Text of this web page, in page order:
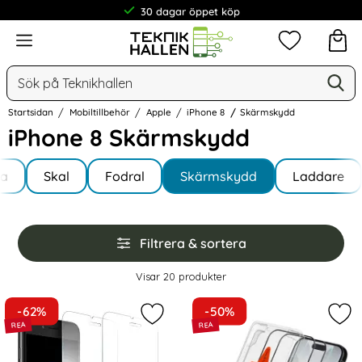
30 dagar öppet köp
Meny
Sök
Mina
Startsidan Mobiltillbehör Apple iPhone 8 Skärmskydd
iPhone 8 Skärmskydd
Hoppa
till
produkter
Underkategorier
Skal Fodral Skärmskydd Laddare
Hoppa
över
filtersektionen
Filtrera & sortera
Filtrera & sortera
Visar 20 produkter
produktlista
-62%
Markera 2-Pack - iPhone 7/8/SE
-50%